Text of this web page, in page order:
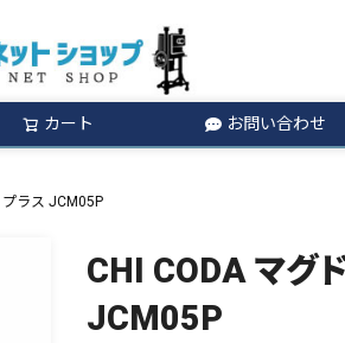
カート お問い合わせ
検索
ラス JCM05P
CHI CODA マグ
JCM05P